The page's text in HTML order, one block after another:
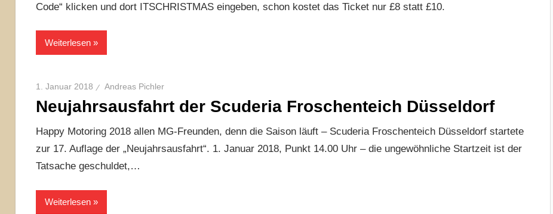
Code“ klicken und dort ITSCHRISTMAS eingeben, schon kostet das Ticket nur £8 statt £10.
Weiterlesen
1. Januar 2018 Andreas Pichler
Neujahrsausfahrt der Scuderia Froschenteich Düsseldorf
Happy Motoring 2018 allen MG-Freunden, denn die Saison läuft – Scuderia Froschenteich Düsseldorf startete
zur 17. Auflage der „Neujahrsausfahrt“. 1. Januar 2018, Punkt 14.00 Uhr – die ungewöhnliche Startzeit ist der
Tatsache geschuldet,…
Weiterlesen